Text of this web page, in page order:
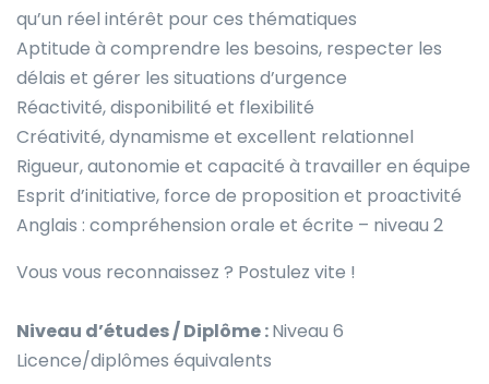
qu’un réel intérêt pour ces thématiques
Aptitude à comprendre les besoins, respecter les
délais et gérer les situations d’urgence
Réactivité, disponibilité et flexibilité
Créativité, dynamisme et excellent relationnel
Rigueur, autonomie et capacité à travailler en équipe
Esprit d’initiative, force de proposition et proactivité
Anglais : compréhension orale et écrite – niveau 2
Vous vous reconnaissez ? Postulez vite !
Niveau d’études / Diplôme :Niveau 6
Licence/diplômes équivalents